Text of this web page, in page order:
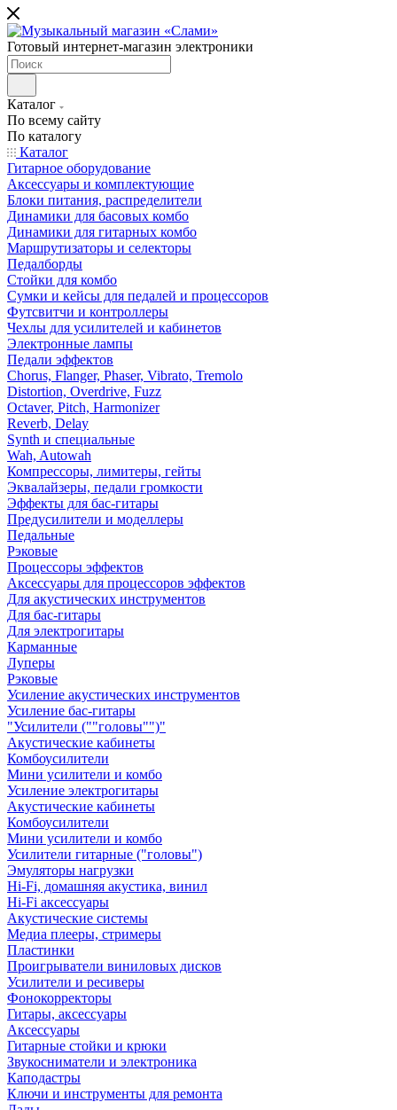
Готовый интернет-магазин электроники
Каталог
По всему сайту
По каталогу
Каталог
Гитарное оборудование
Аксессуары и комплектующие
Блоки питания, распределители
Динамики для басовых комбо
Динамики для гитарных комбо
Маршрутизаторы и селекторы
Педалборды
Стойки для комбо
Сумки и кейсы для педалей и процессоров
Футсвитчи и контроллеры
Чехлы для усилителей и кабинетов
Электронные лампы
Педали эффектов
Chorus, Flanger, Phaser, Vibrato, Tremolo
Distortion, Overdrive, Fuzz
Octaver, Pitch, Harmonizer
Reverb, Delay
Synth и специальные
Wah, Autowah
Компрессоры, лимитеры, гейты
Эквалайзеры, педали громкости
Эффекты для бас-гитары
Предусилители и моделлеры
Педальные
Рэковые
Процессоры эффектов
Аксессуары для процессоров эффектов
Для акустических инструментов
Для бас-гитары
Для электрогитары
Карманные
Луперы
Рэковые
Усиление акустических инструментов
Усиление бас-гитары
"Усилители (""головы"")"
Акустические кабинеты
Комбоусилители
Мини усилители и комбо
Усиление электрогитары
Акустические кабинеты
Комбоусилители
Мини усилители и комбо
Усилители гитарные ("головы")
Эмуляторы нагрузки
Hi-Fi, домашняя акустика, винил
Hi-Fi аксессуары
Акустические системы
Медиа плееры, стримеры
Пластинки
Проигрыватели виниловых дисков
Усилители и ресиверы
Фонокорректоры
Гитары, аксессуары
Аксессуары
Гитарные стойки и крюки
Звукосниматели и электроника
Каподастры
Ключи и инструменты для ремонта